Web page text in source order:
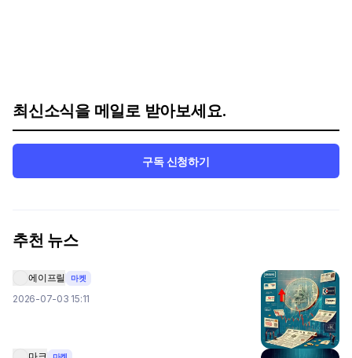
최신소식을 메일로 받아보세요.
구독 신청하기
추천 뉴스
에이프릴 마켓
2026-07-03 15:11
마켓